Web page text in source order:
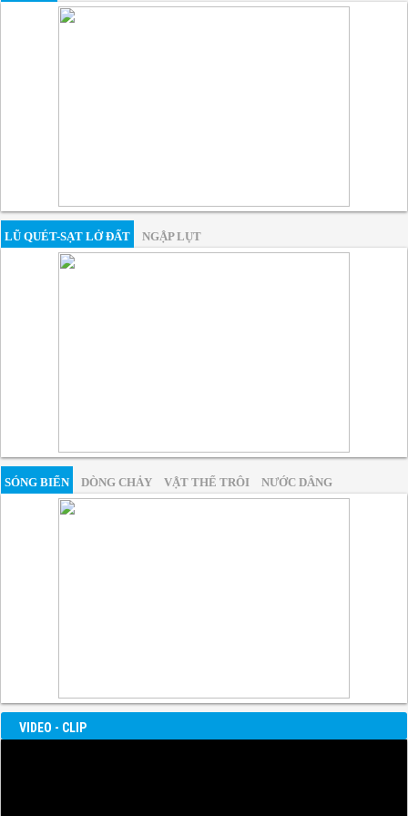
LŨ QUÉT-SẠT LỞ ĐẤT NGẬP LỤT
SÓNG BIỂN DÒNG CHẢY VẬT THỂ TRÔI NƯỚC DÂNG
VIDEO - CLIP